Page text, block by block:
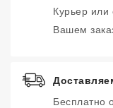
Курьер или
Вашем
Бесплатно